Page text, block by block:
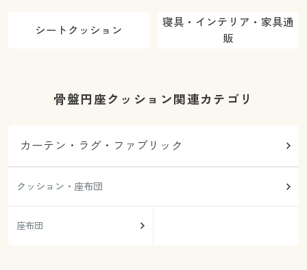
シートクッション
寝具・インテリア・家具通
販
骨盤円座クッション関連カテゴリ
カーテン・ラグ・ファブリック
クッション・座布団
座布団